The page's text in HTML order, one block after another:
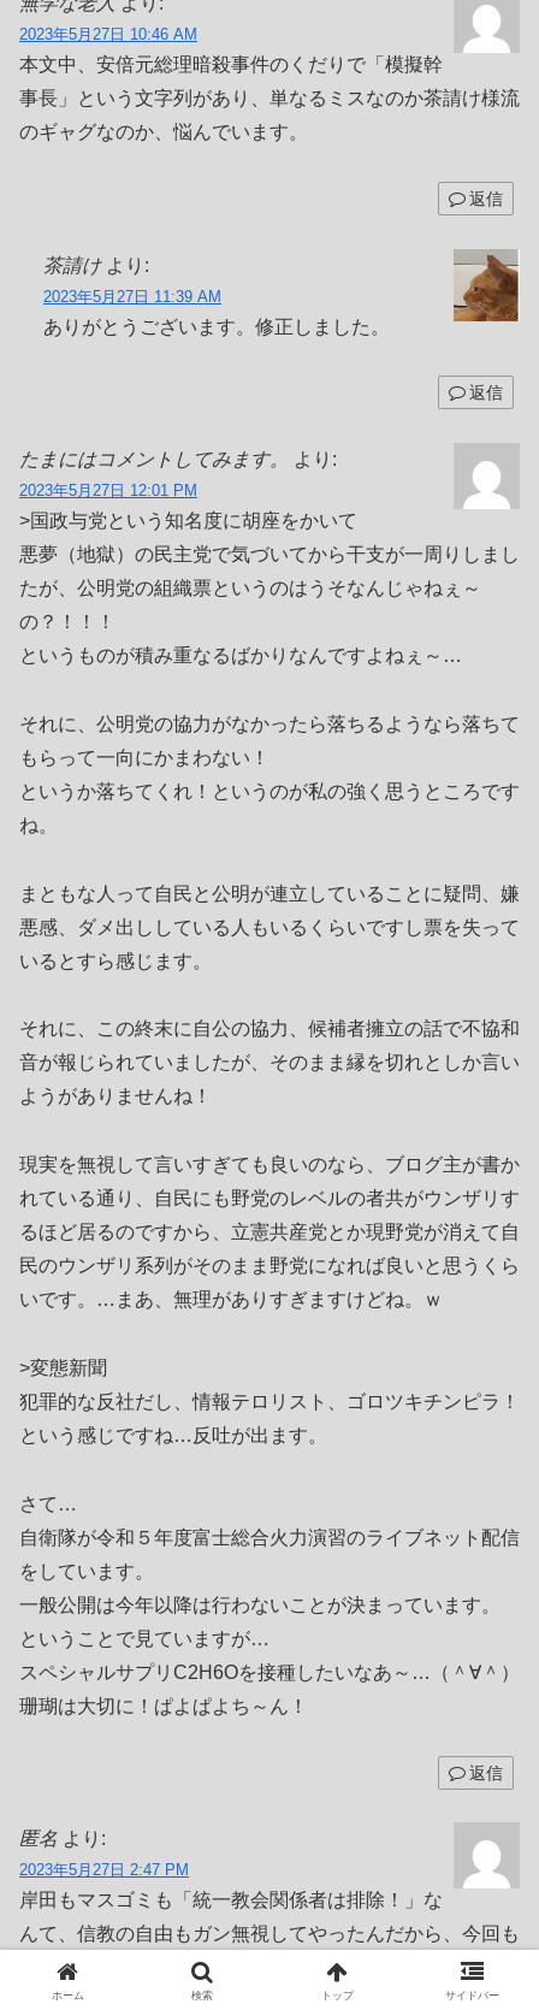
2023年5月27日 10:46 AM
本文中、安倍元総理暗殺事件のくだりで「模擬幹
事長」という文字列があり、単なるミスなのか茶請け様流
のギャグなのか、悩んでいます。
返信
茶請け より:
2023年5月27日 11:39 AM
ありがとうございます。修正しました。
返信
たまにはコメントしてみます。 より:
2023年5月27日 12:01 PM
>国政与党という知名度に胡座をかいて
悪夢（地獄）の民主党で気づいてから干支が一周りしまし
たが、公明党の組織票というのはうそなんじゃねぇ～
の？！！！
というものが積み重なるばかりなんですよねぇ～…
それに、公明党の協力がなかったら落ちるようなら落ちて
もらって一向にかまわない！
というか落ちてくれ！というのが私の強く思うところです
ね。
まともな人って自民と公明が連立していることに疑問、嫌
悪感、ダメ出ししている人もいるくらいですし票を失って
いるとすら感じます。
それに、この終末に自公の協力、候補者擁立の話で不協和
音が報じられていましたが、そのまま縁を切れとしか言い
ようがありませんね！
現実を無視して言いすぎても良いのなら、ブログ主が書か
れている通り、自民にも野党のレベルの者共がウンザリす
るほど居るのですから、立憲共産党とか現野党が消えて自
民のウンザリ系列がそのまま野党になれば良いと思うくら
いです。…まあ、無理がありすぎますけどね。ｗ
>変態新聞
犯罪的な反社だし、情報テロリスト、ゴロツキチンピラ！
という感じですね…反吐が出ます。
さて…
自衛隊が令和５年度富士総合火力演習のライブネット配信
をしています。
一般公開は今年以降は行わないことが決まっています。
ということで見ていますが…
スペシャルサプリC2H6Oを接種したいなあ～…（＾∀＾）
珊瑚は大切に！ぱよぱよち～ん！
返信
匿名 より:
2023年5月27日 2:47 PM
岸田もマスゴミも「統一教会関係者は排除！」な
んて、信教の自由もガン無視してやったんだから、今回も
やるべき
票田だから排除しない、スポンサー様だから批判しない、
ホーム 検索 トップ サイドバー